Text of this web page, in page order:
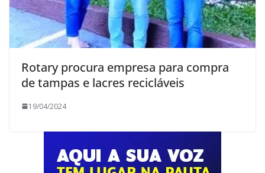
Rotary procura empresa para compra
de tampas e lacres recicláveis
19/04/2024